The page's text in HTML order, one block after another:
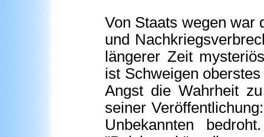
Von Staats wegen war
und
längerer Zeit
ist Schweigen
Angst die Wahrheit
seiner
Unbekannten